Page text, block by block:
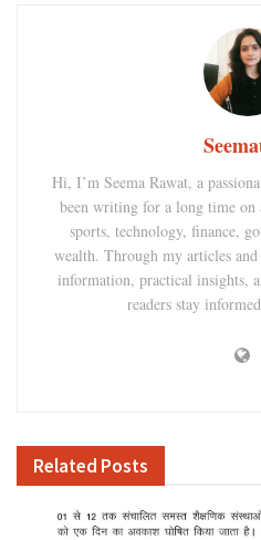
Hi, I’m Seema Rawat, a
been writing for a long time
sports, technology, finance,
wealth. Through my articles
information, practical insights,
readers stay
Related Posts